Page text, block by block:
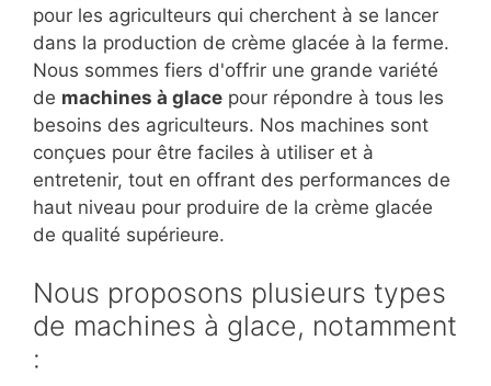
pour les agriculteurs qui cherchent à se lancer
dans la production de crème glacée à la ferme.
Nous sommes fiers d'offrir une grande variété
de machines à glace pour répondre à tous les
besoins des agriculteurs. Nos machines sont
conçues pour être faciles à utiliser et à
entretenir, tout en offrant des performances de
haut niveau pour produire de la crème glacée
de qualité supérieure.
Nous proposons plusieurs types
de machines à glace, notamment
: